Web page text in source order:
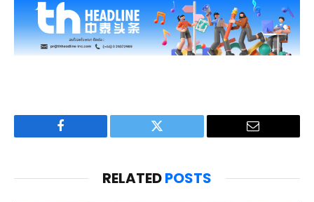
Facebook Twitter Email
RELATEDPOSTS